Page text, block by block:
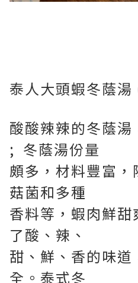
泰人大頭蝦冬蔭湯
酸酸辣辣的冬蔭湯
; 冬蔭湯份量
頗多，材料豐富
菇菌和多種
香料等，蝦肉鮮
了酸、辣、
甜、鮮、香的味
全。泰式冬